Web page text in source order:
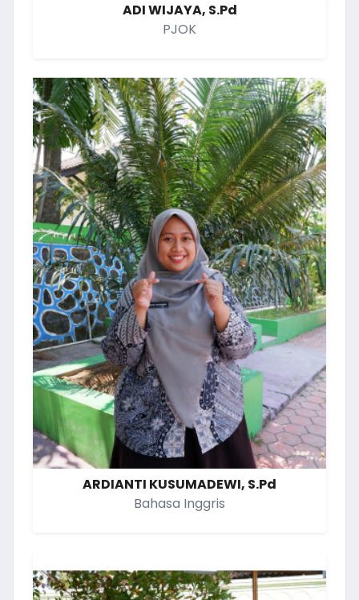
ADI WIJAYA, S.Pd
PJOK
ARDIANTI KUSUMADEWI, S.Pd
Bahasa Inggris